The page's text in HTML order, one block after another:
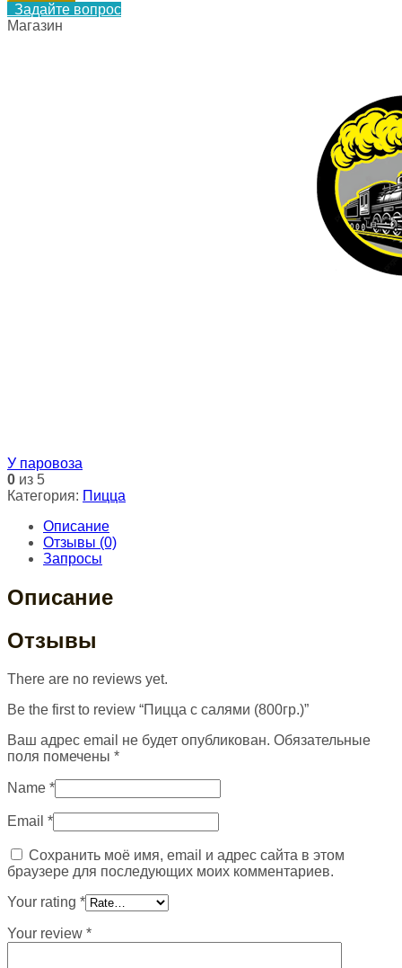
Задайте вопрос
Магазин
У паровоза
0 из 5
Категория: Пицца
Описание
Отзывы (0)
Запросы
Описание
Отзывы
There are no reviews yet.
Be the first to review “Пицца с салями (800гр.)”
Ваш адрес email не будет опубликован. Обязательные
поля помечены *
Name *
Email *
Сохранить моё имя, email и адрес сайта в этом
браузере для последующих моих комментариев.
Your rating *
Your review *